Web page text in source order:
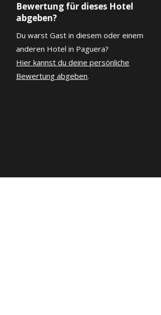
Bewertung für dieses Hotel
abgeben?
Du warst Gast in diesem oder einem
anderen Hotel in Paguera?
Hier kannst du deine persönliche
Bewertung abgeben.